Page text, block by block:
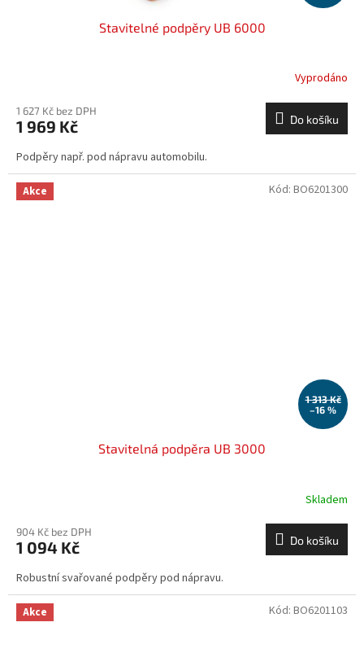
Stavitelné podpěry UB 6000
Vyprodáno
1 627 Kč bez DPH
1 969 Kč Do košíku
Podpěry např. pod nápravu automobilu.
Akce
1 313 Kč
–16 %
Stavitelná podpěra UB 3000
Skladem
904 Kč bez DPH
1 094 Kč Do košíku
Robustní svařované podpěry pod nápravu.
Kód: BO6201300
Akce Kód: BO6201103